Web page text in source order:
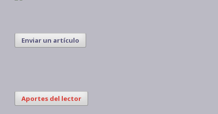
Enviar un artículo
Aportes del lector